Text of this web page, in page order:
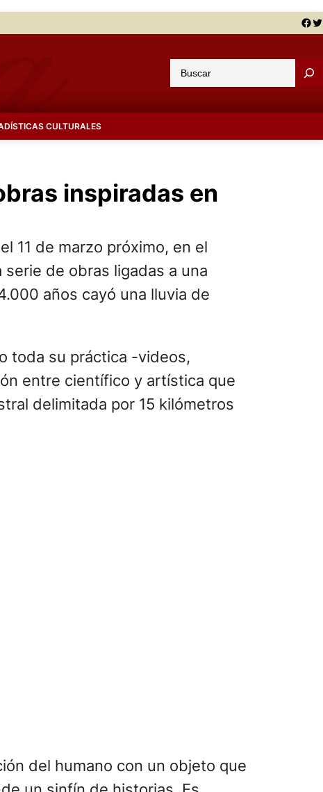
Facebook Twitter
u
a
CULTURALES
inspiradas en
11 de marzo próximo, en el
de obras ligadas a una
años cayó una lluvia de
toda su práctica -videos,
entre científico y artística que
delimitada por 15 kilómetros
del humano con un objeto que